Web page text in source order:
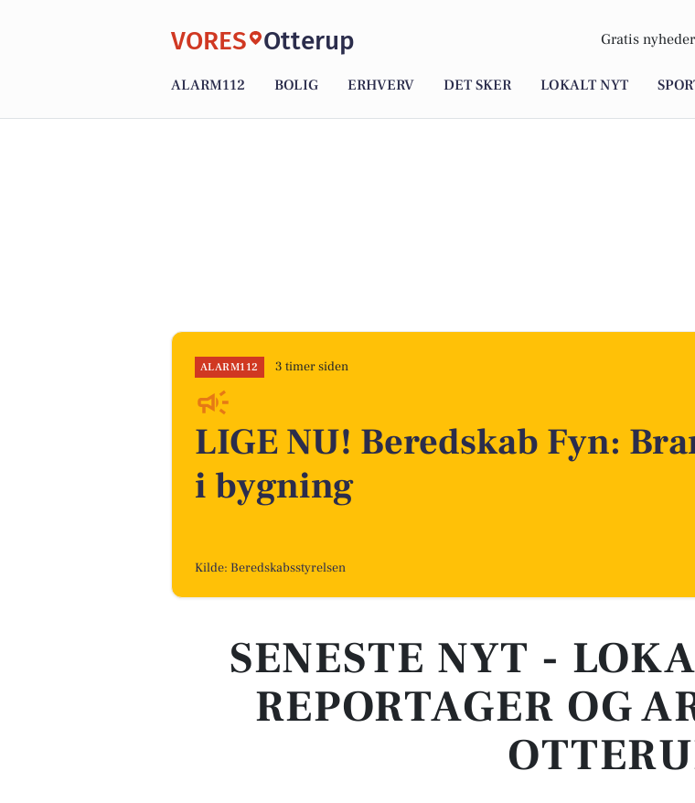
VORES Otterup Gratis
ALARM112 BOLIG ERHVERV DET SKER LOKALT NYT
ALARM112 3 timer siden
LIGE NU! Beredskab Fyn:
i bygning
Kilde: Beredskabsstyrelsen
SENESTE NYT -
REPORTAGER OG